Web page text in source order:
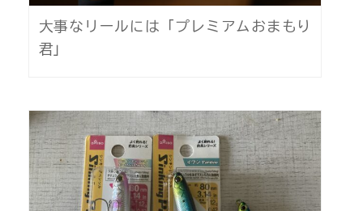
大事なリールには「プレミアムおまもり
君」